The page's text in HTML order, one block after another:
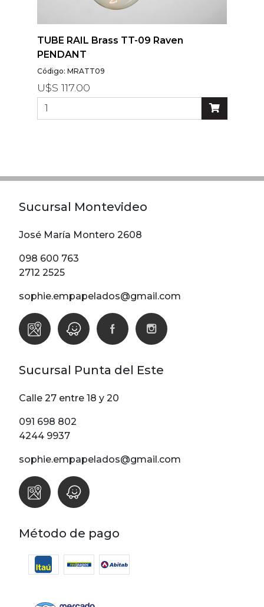
TUBE RAIL Brass TT-09 Raven
PENDANT
Código: MRATT09
U$S 117.00
Sucursal Montevideo
José María Montero 2608
098 600 763
2712 2525
sophie.empapelados@gmail.com
Sucursal Punta del Este
Calle 27 entre 18 y 20
091 698 802
4244 9937
sophie.empapelados@gmail.com
Método de pago